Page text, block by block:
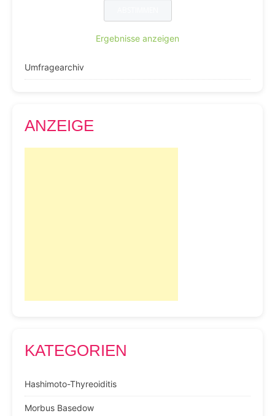
Ergebnisse anzeigen
Umfragearchiv
ANZEIGE
KATEGORIEN
Hashimoto-Thyreoiditis
Morbus Basedow